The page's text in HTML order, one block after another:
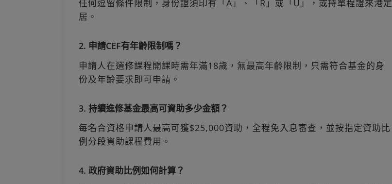
任何逗留條件限制，身份證須印有「A」、「R」或「U」，或持單程證來港定
居。
2. 申請CEF有年齡限制嗎？
申請人在選修課程開課時需年滿18歲，無最高年齡限制，只需符合基金的身
份及年齡要求即可申請。
3. 持續進修基金最高可資助多少金額？
每名合資格申請人最高可獲$25,000資助，全程免入息審查，並按指定資助比
例分段資助課程費用。
4. 政府資助比例如何計算？